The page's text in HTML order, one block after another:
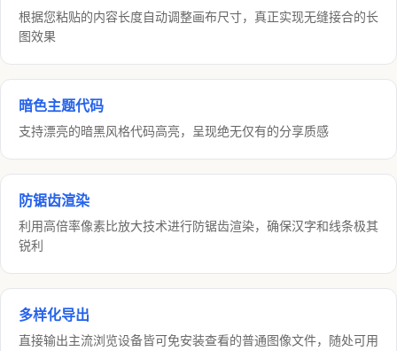
根据您粘贴的内容长度自动调整画布尺寸，真正实现无缝接合的长
图效果
暗色主题代码
支持漂亮的暗黑风格代码高亮，呈现绝无仅有的分享质感
防锯齿渲染
利用高倍率像素比放大技术进行防锯齿渲染，确保汉字和线条极其
锐利
多样化导出
直接输出主流浏览设备皆可免安装查看的普通图像文件，随处可用